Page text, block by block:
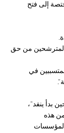
إلى فتح
المترشحين من حق
في
بدأ ينفد”،
هذه
المؤسسات